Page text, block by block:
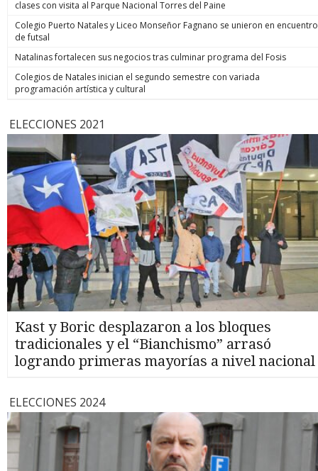
clases con visita al Parque Nacional Torres del Paine
Colegio Puerto Natales y Liceo Monseñor Fagnano se unieron en encuentro
de futsal
Natalinas fortalecen sus negocios tras culminar programa del Fosis
Colegios de Natales inician el segundo semestre con variada
programación artística y cultural
ELECCIONES 2021
Kast y Boric desplazaron a los bloques
tradicionales y el “Bianchismo” arrasó
logrando primeras mayorías a nivel nacional
ELECCIONES 2024